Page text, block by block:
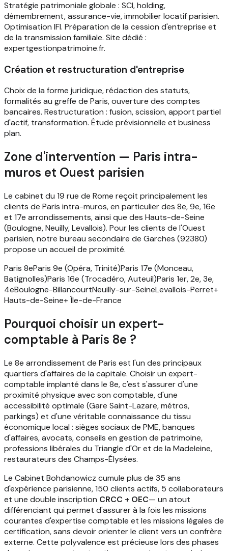
Stratégie patrimoniale globale : SCI, holding,
démembrement, assurance-vie, immobilier locatif parisien.
Optimisation IFI. Préparation de la cession d'entreprise et
de la transmission familiale. Site dédié :
expertgestionpatrimoine.fr.
Création et restructuration d'entreprise
Choix de la forme juridique, rédaction des statuts,
formalités au greffe de Paris, ouverture des comptes
bancaires. Restructuration : fusion, scission, apport partiel
d'actif, transformation. Étude prévisionnelle et business
plan.
Zone d'intervention — Paris intra-
muros et Ouest parisien
Le cabinet du 19 rue de Rome reçoit principalement les
clients de Paris intra-muros, en particulier des 8e, 9e, 16e
et 17e arrondissements, ainsi que des Hauts-de-Seine
(Boulogne, Neuilly, Levallois). Pour les clients de l'Ouest
parisien, notre bureau secondaire de Garches (92380)
propose un accueil de proximité.
Paris 8eParis 9e (Opéra, Trinité)Paris 17e (Monceau,
Batignolles)Paris 16e (Trocadéro, Auteuil)Paris 1er, 2e, 3e,
4eBoulogne-BillancourtNeuilly-sur-SeineLevallois-Perret+
Hauts-de-Seine+ Île-de-France
Pourquoi choisir un expert-
comptable à Paris 8e ?
Le 8e arrondissement de Paris est l'un des principaux
quartiers d'affaires de la capitale. Choisir un expert-
comptable implanté dans le 8e, c'est s'assurer d'une
proximité physique avec son comptable, d'une
accessibilité optimale (Gare Saint-Lazare, métros,
parkings) et d'une véritable connaissance du tissu
économique local : sièges sociaux de PME, banques
d'affaires, avocats, conseils en gestion de patrimoine,
professions libérales du Triangle d'Or et de la Madeleine,
restaurateurs des Champs-Élysées.
Le Cabinet Bohdanowicz cumule plus de 35 ans
d'expérience parisienne, 150 clients actifs, 5 collaborateurs
et une double inscription CRCC + OEC— un atout
différenciant qui permet d'assurer à la fois les missions
courantes d'expertise comptable et les missions légales de
certification, sans devoir orienter le client vers un confrère
externe. Cette polyvalence est précieuse lors des phases